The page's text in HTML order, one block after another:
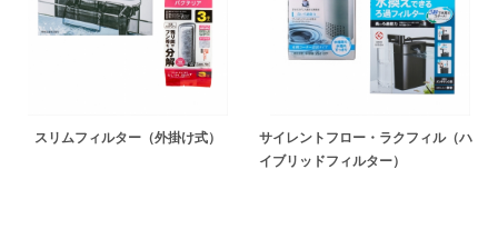
スリムフィルター（外掛け式）
サイレントフロー・ラクフィル（ハ
イブリッドフィルター）